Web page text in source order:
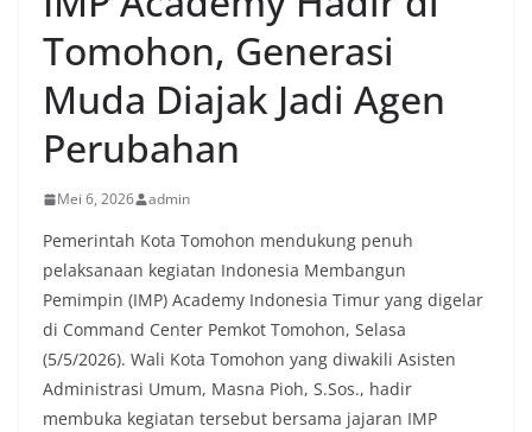
Tomohon, Generasi
Muda Diajak Jadi Agen
Perubahan
Mei 6, 2026 admin
Pemerintah Kota Tomohon mendukung penuh
pelaksanaan kegiatan Indonesia Membangun
Pemimpin (IMP) Academy Indonesia Timur yang digelar
di Command Center Pemkot Tomohon, Selasa
(5/5/2026). Wali Kota Tomohon yang diwakili Asisten
Administrasi Umum, Masna Pioh, S.Sos., hadir
membuka kegiatan tersebut bersama jajaran IMP